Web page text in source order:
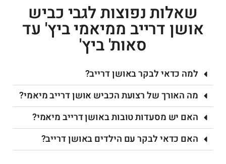
שאלות נפוצות לגבי כביש
אושן דרייב ממיאמי ביץ' עד
סאות' ביץ'
למה כדאי לבקר באושן דרייב?
מה האורך של רצועת הכביש אושן דרייב מיאמי?
האם יש מסעדות טובות באושן דרייב מיאמי?
האם כדאי לבקר עם הילדים באושן דרייב?